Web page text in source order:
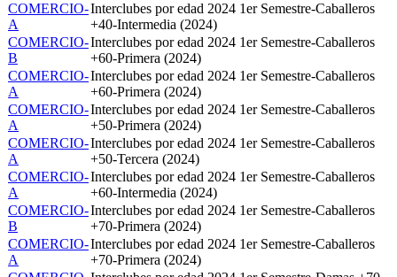
COMERCIO-
A
Interclubes por edad 2024 1er Semestre-Caballeros
+40-Intermedia (2024)
COMERCIO-
B
Interclubes por edad 2024 1er Semestre-Caballeros
+60-Primera (2024)
COMERCIO-
A
Interclubes por edad 2024 1er Semestre-Caballeros
+60-Primera (2024)
COMERCIO-
A
Interclubes por edad 2024 1er Semestre-Caballeros
+50-Primera (2024)
COMERCIO-
A
Interclubes por edad 2024 1er Semestre-Caballeros
+50-Tercera (2024)
COMERCIO-
A
Interclubes por edad 2024 1er Semestre-Caballeros
+60-Intermedia (2024)
COMERCIO-
B
Interclubes por edad 2024 1er Semestre-Caballeros
+70-Primera (2024)
COMERCIO-
A
Interclubes por edad 2024 1er Semestre-Caballeros
+70-Primera (2024)